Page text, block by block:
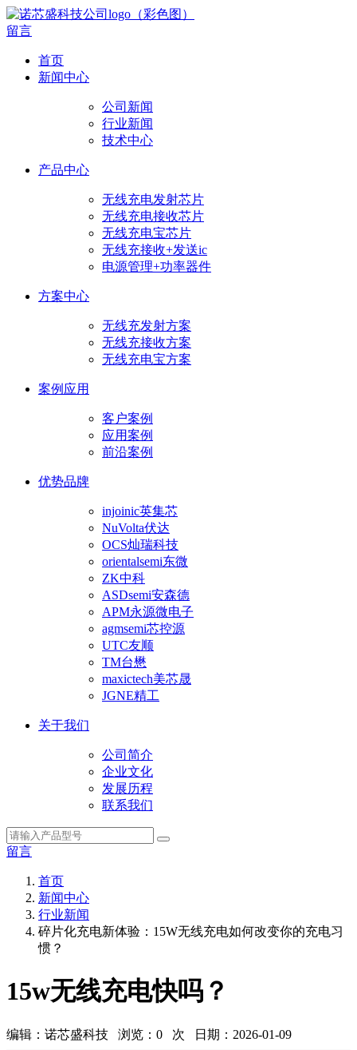
留言
首页
新闻中心
公司新闻
行业新闻
技术中心
产品中心
无线充电发射芯片
无线充电接收芯片
无线充电宝芯片
无线充接收+发送ic
电源管理+功率器件
方案中心
无线充发射方案
无线充接收方案
无线充电宝方案
案例应用
客户案例
应用案例
前沿案例
优势品牌
injoinic英集芯
NuVolta伏达
OCS灿瑞科技
orientalsemi东微
ZK中科
ASDsemi安森德
APM永源微电子
agmsemi芯控源
UTC友顺
TM台懋
maxictech美芯晟
JGNE精工
关于我们
公司简介
企业文化
发展历程
联系我们
留言
首页
新闻中心
行业新闻
碎片化充电新体验：15W无线充电如何改变你的充电习
惯？
15w无线充电快吗？
编辑：诺芯盛科技 浏览： 0 次 日期：2026-01-09